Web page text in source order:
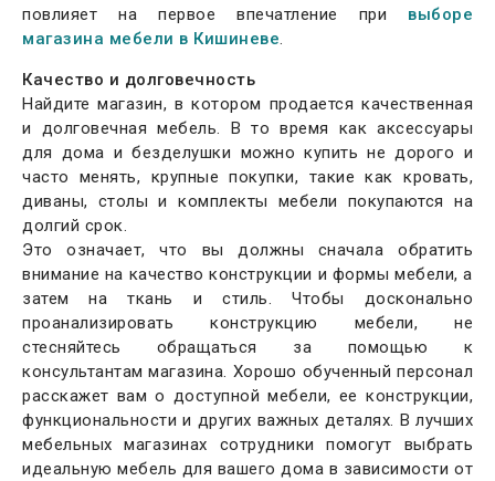
повлияет на первое впечатление при
выборе
магазина мебели в Кишиневе.
Качество и долговечность
Найдите магазин, в котором продается качественная
и долговечная мебель. В то время как аксессуары
для дома и безделушки можно купить не дорого и
часто менять, крупные покупки, такие как кровать,
диваны, столы и комплекты мебели покупаются на
долгий срок.
Это означает, что вы должны сначала обратить
внимание на качество конструкции и формы мебели, а
затем на ткань и стиль. Чтобы досконально
проанализировать конструкцию мебели, не
стесняйтесь обращаться за помощью к
консультантам магазина. Хорошо обученный персонал
расскажет вам о доступной мебели, ее конструкции,
функциональности и других важных деталях. В лучших
мебельных магазинах сотрудники помогут выбрать
идеальную мебель для вашего дома в зависимости от